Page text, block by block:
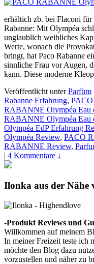
erhältich zb. bei Flaconi
Rabanne: Mit Olympéa
unglaublich weibliches
Werte, wonach die
bringt, hat Paco Rabanne
sinnliche Frau vor Augen,
kann. Diese moderne
Veröffentlicht unter Parfüm
Rabanne Erfahrung,
RABANNE Olympéa Eau
RABANNE Olympéa Eau
Olympéa EdP Erfahrung
Olympéa Review, PACO
RABANNE Review,
| 4 Kommentare ↓
Ilonka aus der Nähe
-Produkt Reviews und
Willkommen auf meinem
In meiner Freizeit teste ich
möchte den Blog dazu
vorzustellen und näher zu